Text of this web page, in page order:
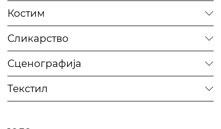
Костим
Сликарство
Сценографија
Текстил